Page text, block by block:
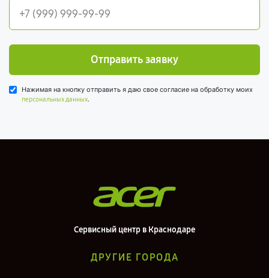
Отправить заявку
Нажимая на кнопку отправить я даю свое согласие на обработку моих
персональных данных.
Сервисный центр в Краснодаре
ДРУГИЕ ГОРОДА